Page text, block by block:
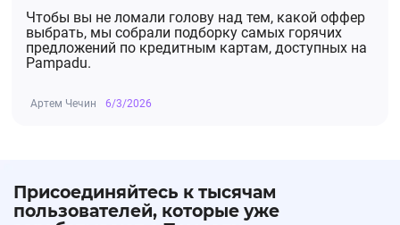
Чтобы вы не ломали голову над тем, какой оффер
выбрать, мы собрали подборку самых горячих
предложений по кредитным картам, доступных на
Pampadu.
Артем Чечин 6/3/2026
Присоединяйтесь к тысячам
пользователей, которые уже